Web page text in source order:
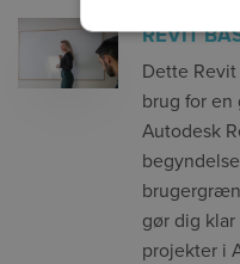
REVIT
Dette Revit
brug for
Autodesk
gør dig
projekter i